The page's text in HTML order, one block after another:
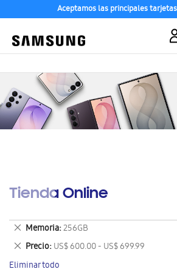
Aceptamos las principales
Tienda Online
Memoria 256GB
Eliminar
este
artículo
Precio US$ 600.00 - US$ 699.99
Eliminar
este
Eliminar todo